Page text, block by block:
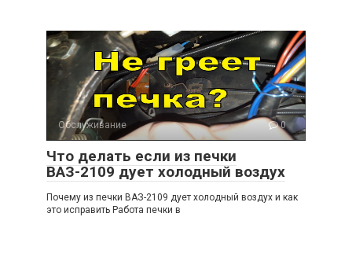
Обслуживание 0
Что делать если из печки
ВАЗ-2109 дует холодный воздух
Почему из печки ВАЗ-2109 дует холодный воздух и как
это исправить Работа печки в